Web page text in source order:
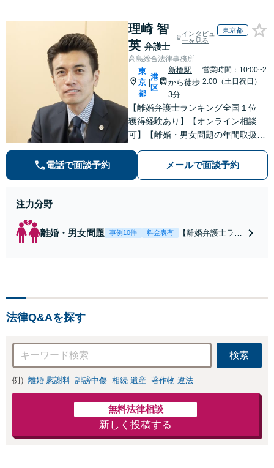
理崎 智
英 弁護士
インタビュ
ーを見る
東京都
高島総合法律事務所
東
京
都
港
区
新橋駅
から徒歩
3分
営業時間：10:00~2
2:00（土日祝日）
【離婚弁護士ランキング全国１位
獲得経験あり】【オンライン相談
可】【離婚・男女問題の年間取扱件
き寝入りしたくないという方は是非
ご相談ください。
電話で面談予約 メールで面談予約
注力分野
離婚・男女問題 事例10件 料金表有
【離婚弁護士ラン
で金銭的に満足で
きる解決を目指し
ます。
法律Q&Aを探す
検索
例） 離婚 慰謝料 誹謗中傷 相続 遺産 著作物 違法
無料法律相談
新しく投稿する